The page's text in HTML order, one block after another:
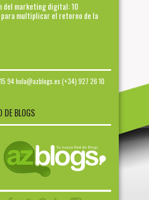
del marketing digital: 10
multiplicar el retorno de la
94 hola@azblogs.es (+34) 927 26 10
DE BLOGS